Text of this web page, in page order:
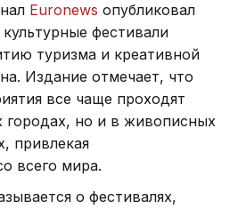
Euronews опубликовал
фестивали
туризма и креативной
Издание отмечает, что
все чаще проходят
городах, но и в живописных
привлекая
всего мира.
о фестивалях,